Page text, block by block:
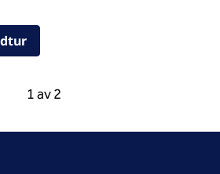
,
Karusell 1 av 2
Föregående karusell, 2 av 2
1 av 2